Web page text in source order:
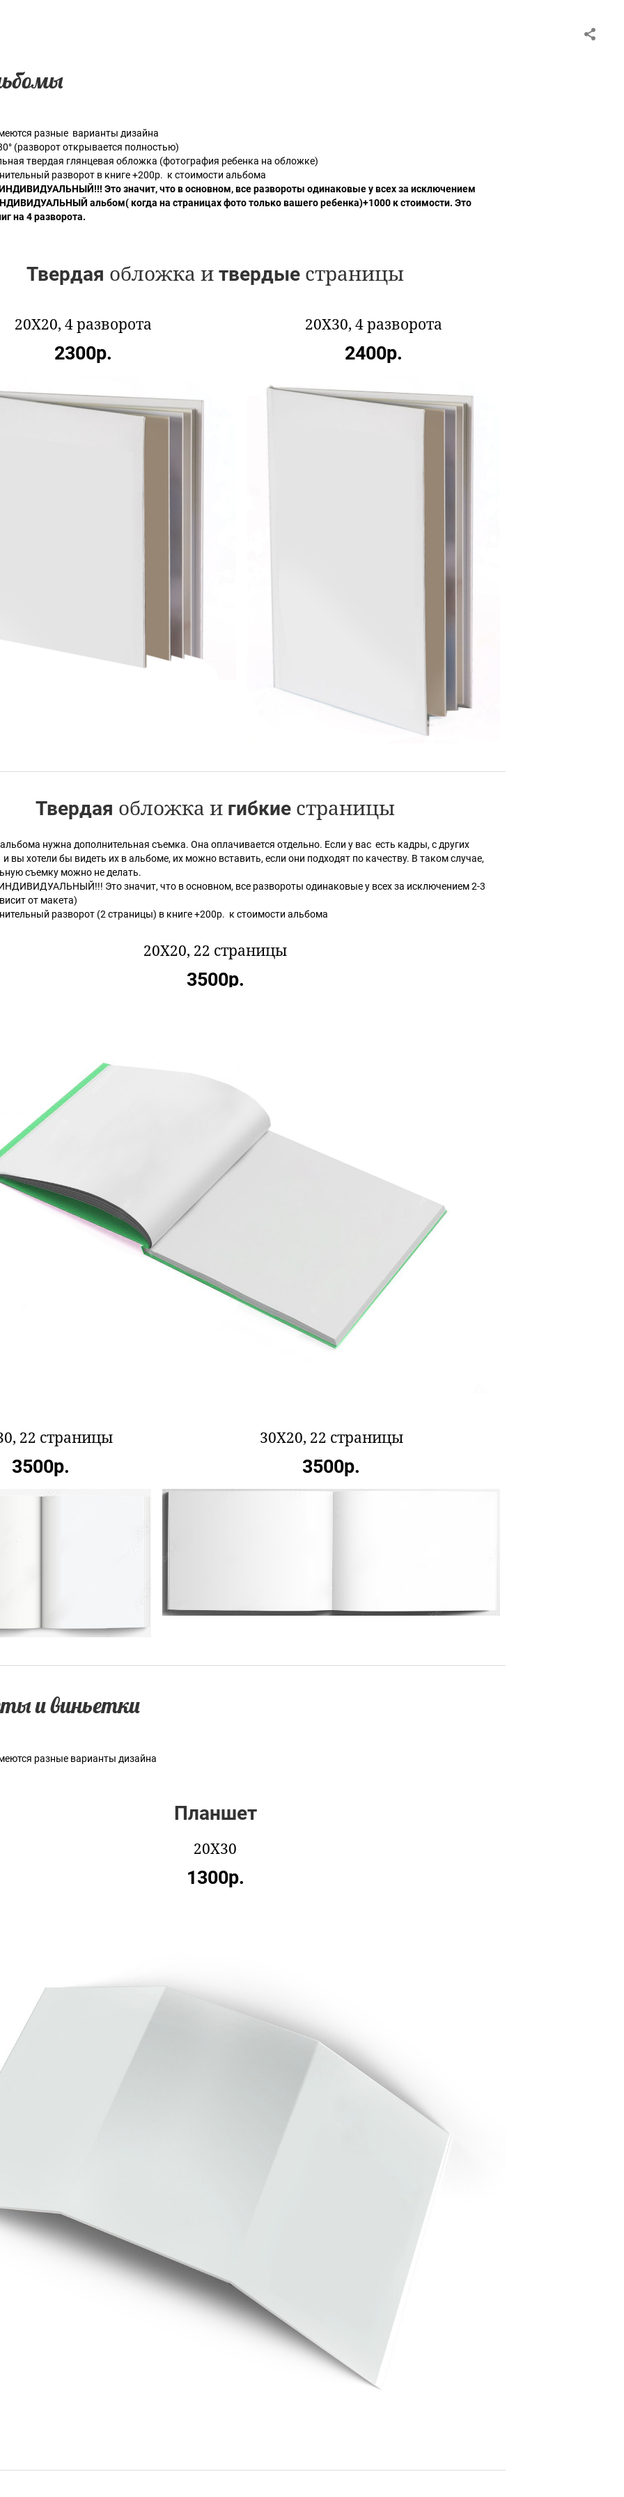
разные варианты дизайна
(разворот открывается полностью)
твердая глянцевая обложка (фотография ребенка на обложке)
разворот в книге +200р. к стоимости альбома
Это значит, что в основном, все развороты одинаковые у всех за исключением
альбом( когда на страницах фото только вашего ребенка)+1000 к стоимости. Это
на 4 разворота.
Твердая обложка и твердые страницы
20X20, 4 разворота
2300р.
20X30, 4 разворота
2400р.
Твердая обложка и гибкие страницы
нужна дополнительная съемка. Она оплачивается отдельно. Если у вас есть кадры, с других
вы хотели бы видеть их в альбоме, их можно вставить, если они подходят по качеству. В таком случае,
съемку можно не делать.
Это значит, что в основном, все развороты одинаковые у всех за исключением 2-3
от макета)
разворот (2 страницы) в книге +200р. к стоимости альбома
20X20, 22 страницы
3500р.
22 страницы
3500р.
30X20, 22 страницы
3500р.
и виньетки
разные варианты дизайна
Планшет
20X30
1300р.